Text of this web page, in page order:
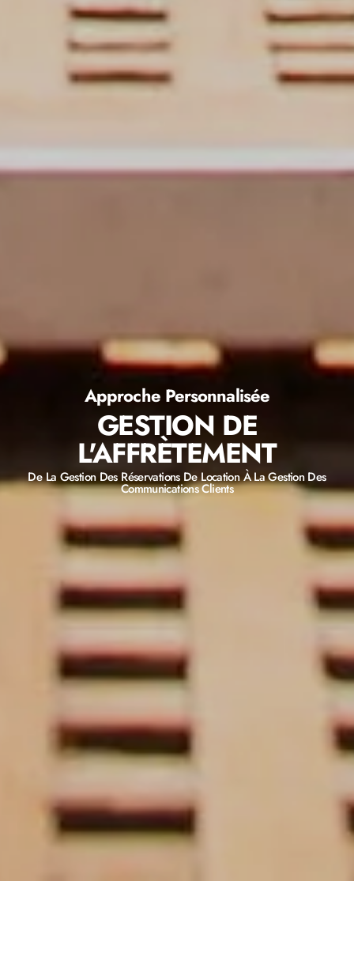
Approche Personnalisée
GESTION DE
L'AFFRÈTEMENT
De La Gestion Des Réservations De Location À La Gestion Des
Communications Clients